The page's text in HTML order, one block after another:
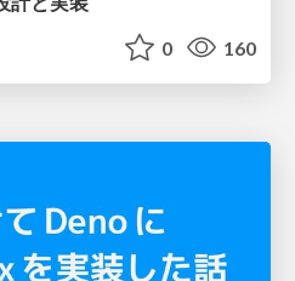
0 160